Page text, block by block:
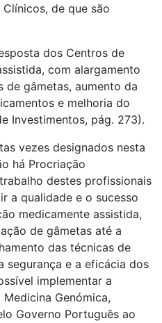
de que são
dos Centros de
com alargamento
de gâmetas, aumento da
e melhoria do
Investimentos, pág. 273).
vezes designados nesta
há Procriação
destes profissionais
a qualidade e o sucesso
medicamente assistida,
de gâmetas até a
das técnicas de
segurança e a eficácia dos
implementar a
Genómica,
Governo Português ao